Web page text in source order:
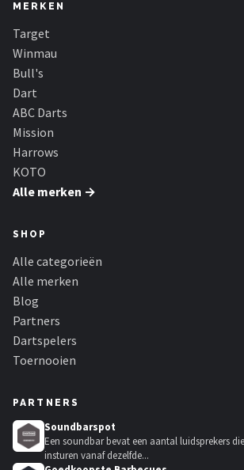
MERKEN
Target
Winmau
Bull's
Dart
ABC Darts
Mission
Harrows
KOTO
Alle merken →
SHOP
Alle categorieën
Alle merken
Blog
Partners
Dartspelers
Toernooien
PARTNERS
Soundbarspot
Een soundbar bevat een aantal luidsprekers
insturen vanaf dezelfde...